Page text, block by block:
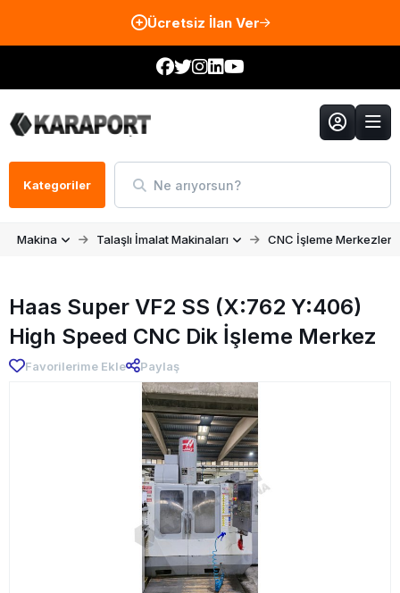
Ücretsiz İlan Ver
Kategoriler Ne arıyorsun?
Makina Talaşlı İmalat Makinaları CNC İşleme Merkezleri
Haas Super VF2 SS (X:762 Y:406)
High Speed CNC Dik İşleme Merkez
Favorilerime Ekle Paylaş